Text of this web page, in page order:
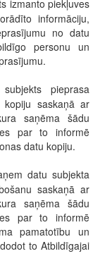
izmanto piekļuves
informāciju,
no datu
personu un
pieprasa
kopiju saskaņā ar
saņēma šādu
par to informē
datu kopiju.
datu subjekta
saskaņā ar
saņēma šādu
par to informē
pamatotību un
to Atbildīgajai